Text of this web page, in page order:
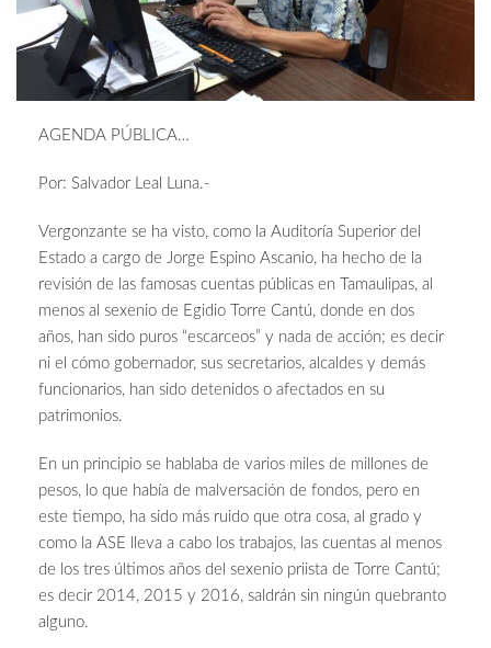
AGENDA PÚBLICA…
Por: Salvador Leal Luna.-
Vergonzante se ha visto, como la Auditoría Superior del
Estado a cargo de Jorge Espino Ascanio, ha hecho de la
revisión de las famosas cuentas públicas en Tamaulipas, al
menos al sexenio de Egidio Torre Cantú, donde en dos
años, han sido puros “escarceos” y nada de acción; es decir
ni el cómo gobernador, sus secretarios, alcaldes y demás
funcionarios, han sido detenidos o afectados en su
patrimonios.
En un principio se hablaba de varios miles de millones de
pesos, lo que había de malversación de fondos, pero en
este tiempo, ha sido más ruido que otra cosa, al grado y
como la ASE lleva a cabo los trabajos, las cuentas al menos
de los tres últimos años del sexenio priista de Torre Cantú;
es decir 2014, 2015 y 2016, saldrán sin ningún quebranto
alguno.